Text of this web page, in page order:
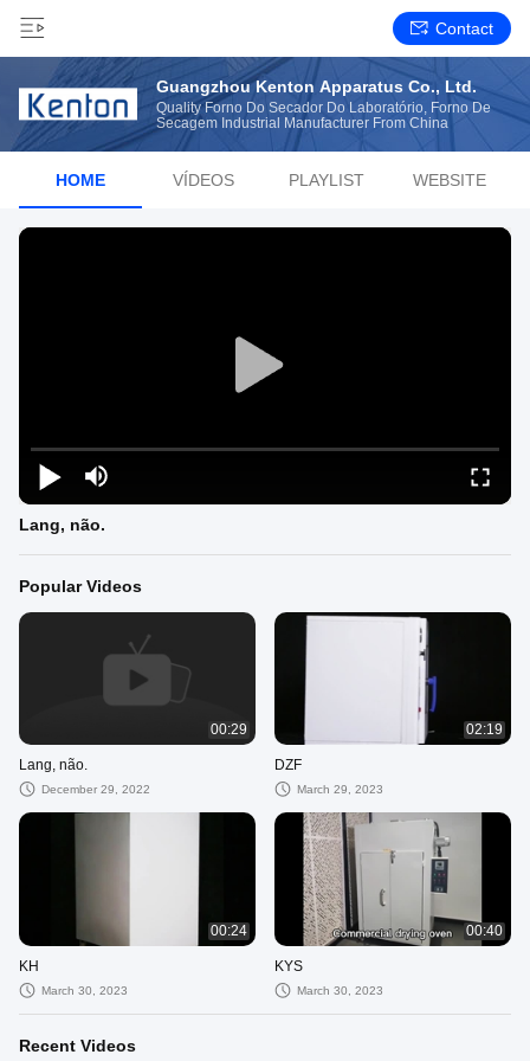
Contact
Guangzhou Kenton Apparatus Co., Ltd.
Quality Forno Do Secador Do Laboratório, Forno De
Secagem Industrial Manufacturer From China
HOME VÍDEOS PLAYLIST WEBSITE
Lang, não.
Popular Videos
00:29
Lang, não.
December 29, 2022
02:19
DZF
March 29, 2023
00:24
KH
March 30, 2023
00:40
KYS
March 30, 2023
Recent Videos